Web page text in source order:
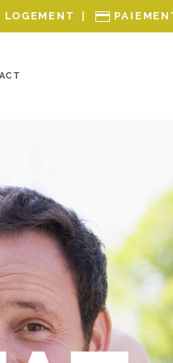
LOGEMENT